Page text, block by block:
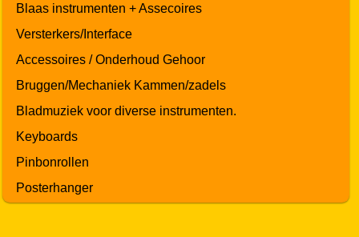
Blaas instrumenten + Assecoires
Versterkers/Interface
Accessoires / Onderhoud Gehoor
Bruggen/Mechaniek Kammen/zadels
Bladmuziek voor diverse instrumenten.
Keyboards
Pinbonrollen
Posterhanger